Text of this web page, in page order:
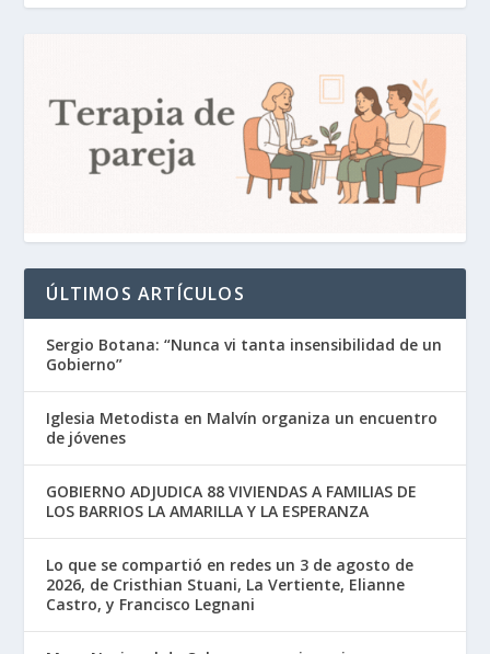
ÚLTIMOS ARTÍCULOS
Sergio Botana: “Nunca vi tanta insensibilidad de un
Gobierno”
Iglesia Metodista en Malvín organiza un encuentro
de jóvenes
GOBIERNO ADJUDICA 88 VIVIENDAS A FAMILIAS DE
LOS BARRIOS LA AMARILLA Y LA ESPERANZA
Lo que se compartió en redes un 3 de agosto de
2026, de Cristhian Stuani, La Vertiente, Elianne
Castro, y Francisco Legnani